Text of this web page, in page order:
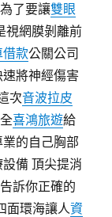
了要讓雙眼
視網膜剝離前
借款公關公司
速將神經傷害
次音波拉皮
喜鴻旅遊給
的自己胸部
備 頂尖提消
訴你正確的
面環海讓人資